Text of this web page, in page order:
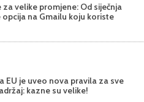
za velike promjene: Od siječnja
opcija na Gmailu koju koriste
EU je uveo nova pravila za sve
kazne su velike!